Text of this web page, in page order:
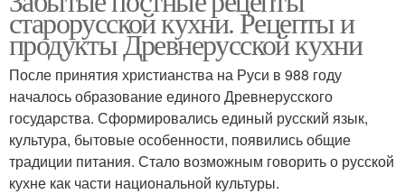
старорусской кухни. Рецепты и
продукты Древнерусской кухни
После принятия христианства на Руси в 988 году
началось образование единого Древнерусского
государства. Сформировались единый русский язык,
культура, бытовые особенности, появились общие
традиции питания. Стало возможным говорить о русской
кухне как части национальной культуры.